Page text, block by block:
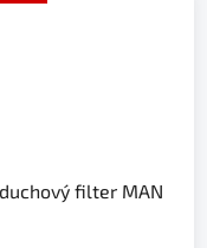
filter MAN